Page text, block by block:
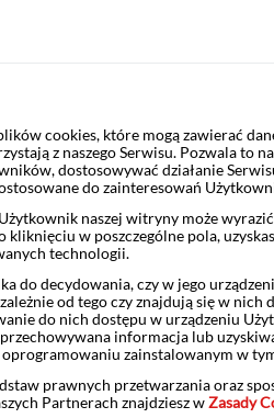
0,70 zł
3
18
Dom
cookies, które mogą zawierać
z naszego Serwisu. Pozwala to
dostosowywać działanie
do zainteresowań
naszej witryny może
w poszczególne pola,
technologii.
do decydowania, czy w jego
od tego czy znajdują się w nich
do nich dostępu w urządzeniu
informacja lub
zainstalowanym w
prawnych przetwarzania oraz
Partnerach znajdziesz wZasady